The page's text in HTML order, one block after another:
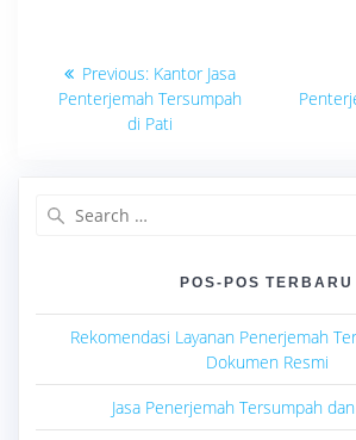
Navigasi
pos
Previous: Previous
post:
Kantor Jasa
Penterjemah Tersumpah
di Pati
POS-POS TERBARU
Rekomendasi Layanan Penerjemah
Dokumen Resmi
Jasa Penerjemah Tersumpah